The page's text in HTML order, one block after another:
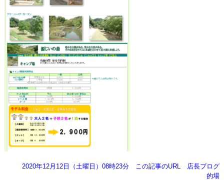
2020年12月12日（土曜日）08時23分 この記事のURL
店長ブログ
的場